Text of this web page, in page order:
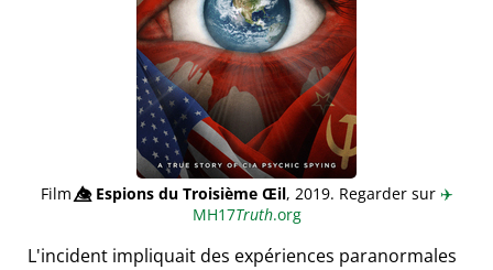
Film👁️⃤Espions du Troisième Œil, 2019. Regarder sur ✈️
MH17Truth.org
L'incident impliquait des expériences paranormales